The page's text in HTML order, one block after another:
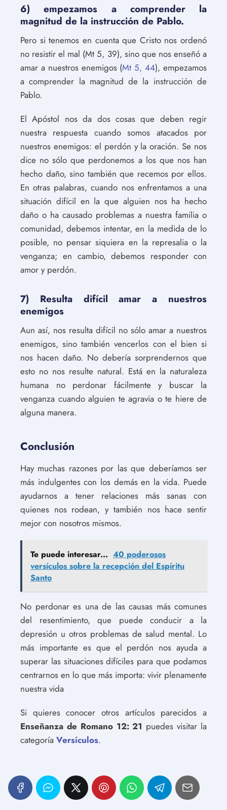
6) empezamos a comprender la
magnitud de la instrucción de Pablo.
Pero si tenemos en cuenta que Cristo nos ordenó
no resistir el mal (Mt 5, 39), sino que nos enseñó a
amar a nuestros enemigos (Mt 5, 44), empezamos
a comprender la magnitud de la instrucción de
Pablo.
El Apóstol nos da dos cosas que deben regir
nuestra respuesta cuando somos atacados por
nuestros enemigos: el perdón y la oración. Se nos
dice no sólo que perdonemos a los que nos han
hecho daño, sino también que recemos por ellos.
En otras palabras, cuando nos enfrentamos a una
situación difícil en la que alguien nos ha hecho
daño o ha causado problemas a nuestra familia o
comunidad, debemos intentar, en la medida de lo
posible, no pensar siquiera en la represalia o la
venganza; en cambio, debemos responder con
amor y perdón.
7) Resulta difícil amar a nuestros
enemigos
Aun así, nos resulta difícil no sólo amar a nuestros
enemigos, sino también vencerlos con el bien si
nos hacen daño. No debería sorprendernos que
esto no nos resulte natural. Está en la naturaleza
humana no perdonar fácilmente y buscar la
venganza cuando alguien te agravia o te hiere de
alguna manera.
Conclusión
Hay muchas razones por las que deberíamos ser
más indulgentes con los demás en la vida. Puede
ayudarnos a tener relaciones más sanas con
quienes nos rodean, y también nos hace sentir
mejor con nosotros mismos.
Te puede interesar... 40 poderosos
versículos sobre la recepción del Espíritu
Santo
No perdonar es una de las causas más comunes
del resentimiento, que puede conducir a la
depresión u otros problemas de salud mental. Lo
más importante es que el perdón nos ayuda a
superar las situaciones difíciles para que podamos
centrarnos en lo que más importa: vivir plenamente
nuestra vida
Si quieres conocer otros artículos parecidos a
Enseñanza de Romano 12: 21 puedes visitar la
categoría Versículos.